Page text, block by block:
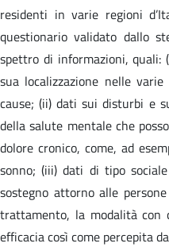
residenti in varie regioni
questionario validato dallo
spettro di informazioni, quali:
sua localizzazione nelle
cause; (ii) dati sui disturbi e
della salute mentale che
dolore cronico, come, ad
sonno; (iii) dati di tipo
sostegno attorno alle
trattamento, la modalità con
efficacia così come percepita